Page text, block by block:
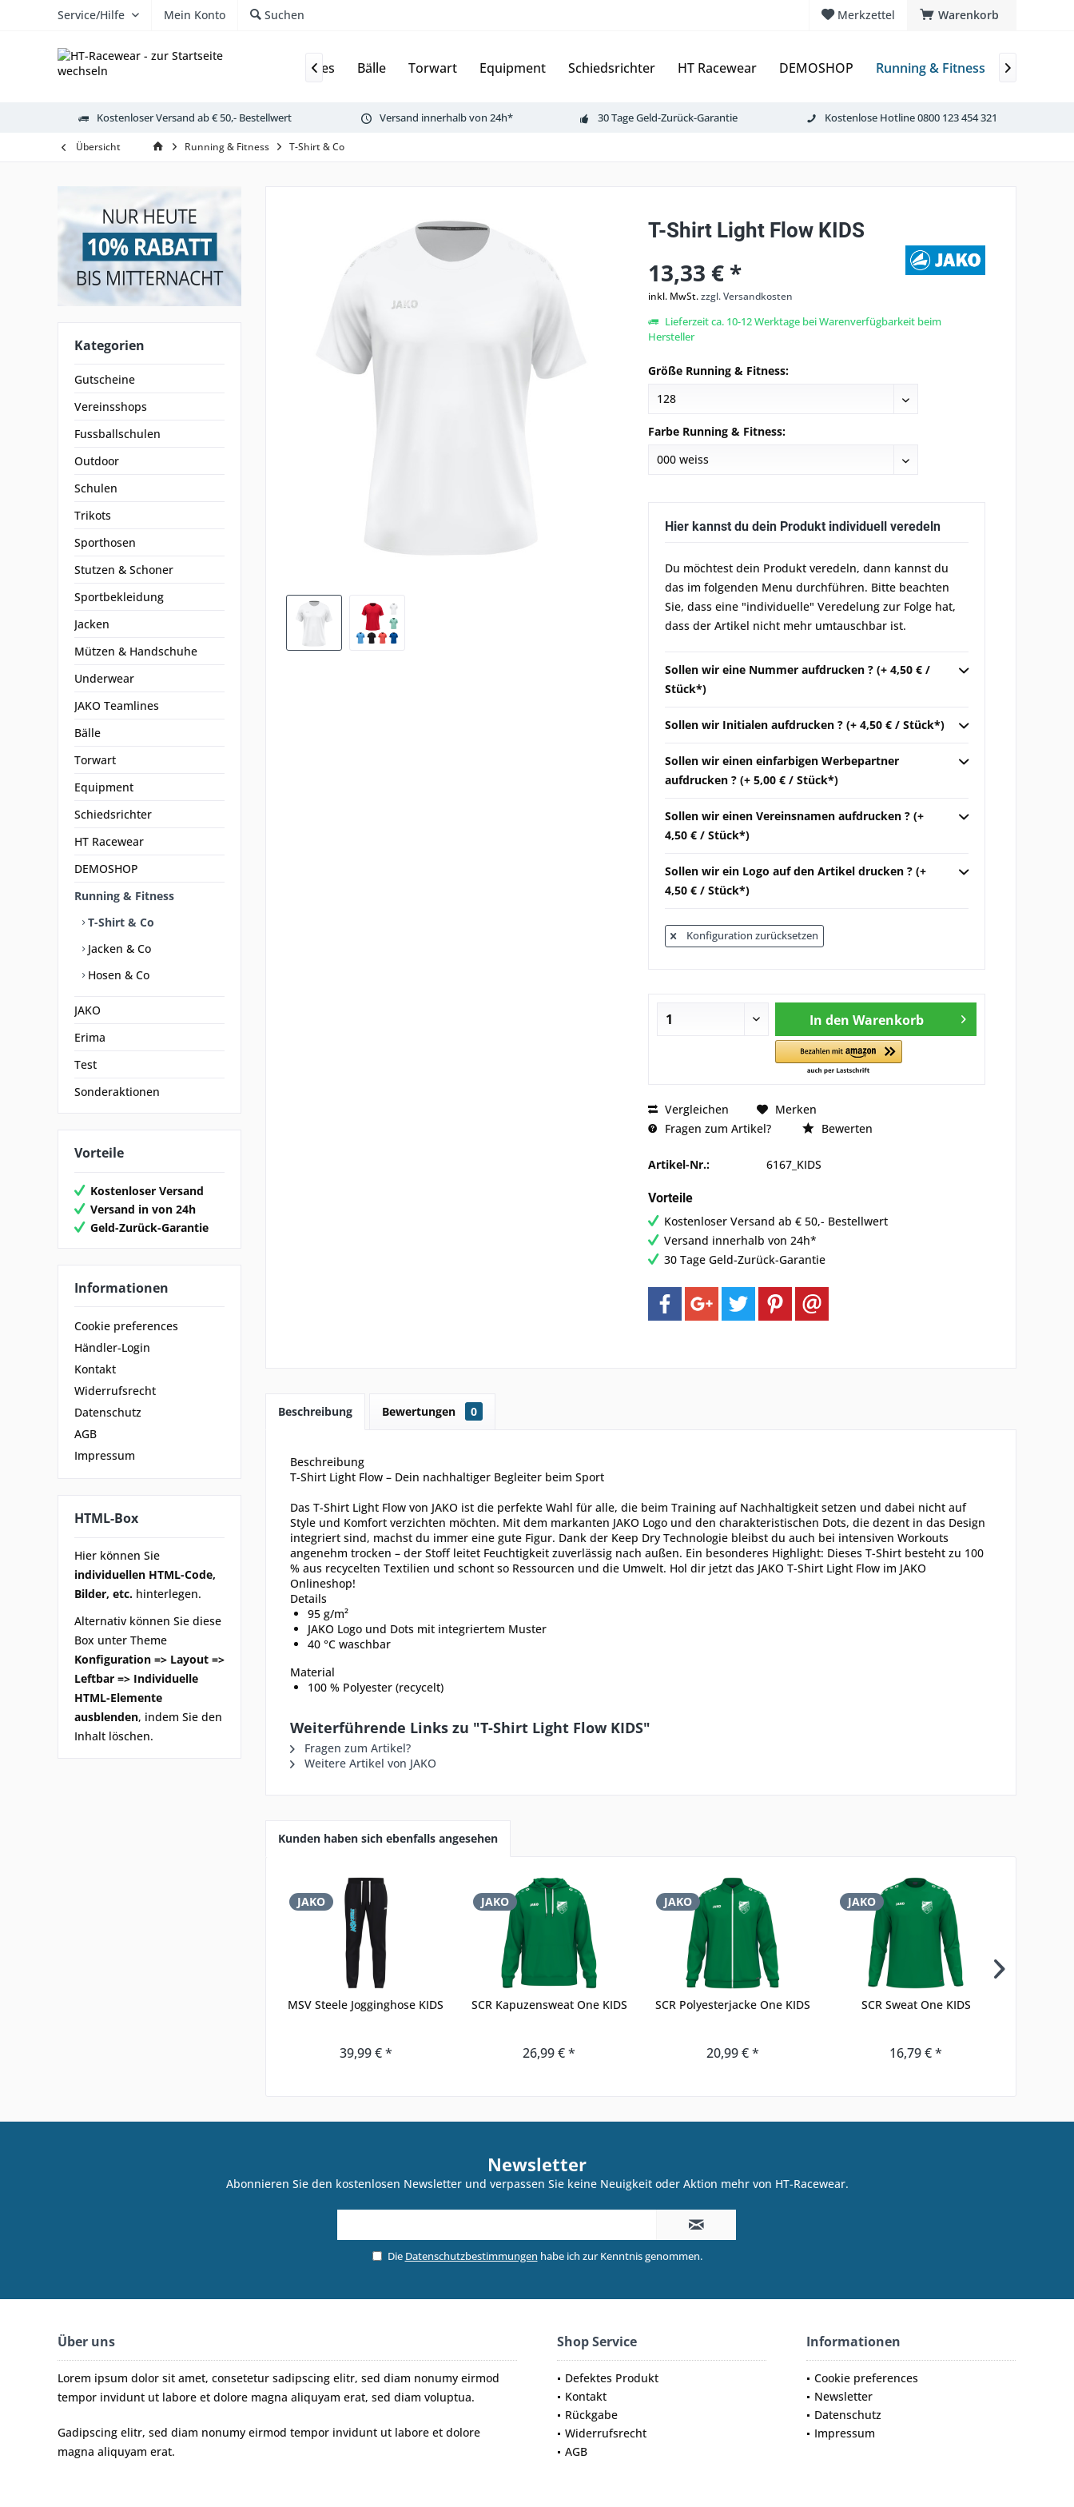
Warenkorb
Merkzettel
Service/Hilfe Mein Konto Suchen
& Handschuhe JAKO Teamlines Bälle Torwart Equipment Schiedsrichter HT Racewear DEMOSHOP Running & Fitness JAKO
 
Kostenloser Versand ab € 50,- Bestellwert Versand innerhalb von 24h* 30 Tage Geld-Zurück-Garantie Kostenlose Hotline 0800 123 454 321
Übersicht Running & Fitness T-Shirt & Co
Kategorien
Gutscheine
Vereinsshops
Fussballschulen
Outdoor
Schulen
Trikots
Sporthosen
Stutzen & Schoner
Sportbekleidung
Jacken
Mützen & Handschuhe
Underwear
JAKO Teamlines
Bälle
Torwart
Equipment
Schiedsrichter
HT Racewear
DEMOSHOP
Running & Fitness
T-Shirt & Co
Jacken & Co
Hosen & Co
JAKO
Erima
Test
Sonderaktionen
Vorteile
Kostenloser Versand
Versand in von 24h
Geld-Zurück-Garantie
Informationen
Cookie preferences
Händler-Login
Kontakt
Widerrufsrecht
Datenschutz
AGB
Impressum
HTML-Box
Hier können Sie
individuellen HTML-Code,
Bilder, etc. hinterlegen.
Alternativ können Sie diese
Box unter Theme
Konfiguration => Layout =>
Leftbar => Individuelle
HTML-Elemente
ausblenden, indem Sie den
Inhalt löschen.
T-Shirt Light Flow KIDS
13,33 € *
inkl. MwSt.zzgl. Versandkosten
Lieferzeit ca. 10-12 Werktage bei Warenverfügbarkeit beim
Hersteller
Größe Running & Fitness:
Farbe Running & Fitness:
Hier kannst du dein Produkt individuell veredeln
Du möchtest dein Produkt veredeln, dann kannst du
das im folgenden Menu durchführen. Bitte beachten
Sie, dass eine "individuelle" Veredelung zur Folge hat,
dass der Artikel nicht mehr umtauschbar ist.
Sollen wir eine Nummer aufdrucken ? (+ 4,50 € /
Stück*)
Sollen wir Initialen aufdrucken ? (+ 4,50 € / Stück*)
Sollen wir einen einfarbigen Werbepartner
aufdrucken ? (+ 5,00 € / Stück*)
Sollen wir einen Vereinsnamen aufdrucken ? (+
4,50 € / Stück*)
Sollen wir ein Logo auf den Artikel drucken ? (+
4,50 € / Stück*)
Konfiguration zurücksetzen
In den Warenkorb
Vergleichen
Merken
Fragen zum Artikel?
Bewerten
Artikel-Nr.: 6167_KIDS
Vorteile
Kostenloser Versand ab € 50,- Bestellwert
Versand innerhalb von 24h*
30 Tage Geld-Zurück-Garantie
Beschreibung Bewertungen 0
Beschreibung
T-Shirt Light Flow – Dein nachhaltiger Begleiter beim Sport
Das T-Shirt Light Flow von JAKO ist die perfekte Wahl für alle, die beim Training auf Nachhaltigkeit setzen und dabei nicht auf
Style und Komfort verzichten möchten. Mit dem markanten JAKO Logo und den charakteristischen Dots, die dezent in das Design
integriert sind, machst du immer eine gute Figur. Dank der Keep Dry Technologie bleibst du auch bei intensiven Workouts
angenehm trocken – der Stoff leitet Feuchtigkeit zuverlässig nach außen. Ein besonderes Highlight: Dieses T-Shirt besteht zu 100
% aus recycelten Textilien und schont so Ressourcen und die Umwelt. Hol dir jetzt das JAKO T-Shirt Light Flow im JAKO
Onlineshop!
Details
95 g/m²
JAKO Logo und Dots mit integriertem Muster
40 °C waschbar
Material
100 % Polyester (recycelt)
Weiterführende Links zu "T-Shirt Light Flow KIDS"
Fragen zum Artikel?
Weitere Artikel von JAKO
Kunden haben sich ebenfalls angesehen
JAKO
MSV Steele Jogginghose KIDS
39,99 € *
JAKO
SCR Kapuzensweat One KIDS
26,99 € *
JAKO
SCR Polyesterjacke One KIDS
20,99 € *
JAKO
SCR Sweat One KIDS
16,79 € *
Newsletter
Abonnieren Sie den kostenlosen Newsletter und verpassen Sie keine Neuigkeit oder Aktion mehr von HT-Racewear.
Die Datenschutzbestimmungen habe ich zur Kenntnis genommen.
Über uns
Lorem ipsum dolor sit amet, consetetur sadipscing elitr, sed diam nonumy eirmod
tempor invidunt ut labore et dolore magna aliquyam erat, sed diam voluptua.
Gadipscing elitr, sed diam nonumy eirmod tempor invidunt ut labore et dolore
magna aliquyam erat.
Shop Service
Defektes Produkt
Kontakt
Rückgabe
Widerrufsrecht
AGB
Informationen
Cookie preferences
Newsletter
Datenschutz
Impressum